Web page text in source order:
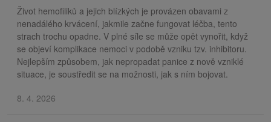
Život hemofiliků a jejich blízkých je provázen obavami z
nenadálého krvácení, jakmile začne fungovat léčba, tento
strach trochu opadne. V plné síle se může opět vynořit, když
se objeví komplikace nemoci v podobě vzniku tzv. inhibitoru.
Nejlepším způsobem, jak nepropadat panice z nově vzniklé
situace, je soustředit se na možnosti, jak s ním bojovat.
8. 4. 2026